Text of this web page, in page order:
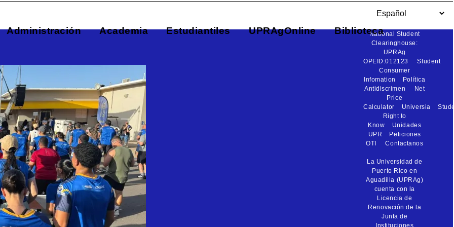
Administración Academia Estudiantiles UPRAgOnline BibliotecaNational Student
Clearinghouse:
UPRAg
OPEID:012123
Student
Consumer
Infomation
Política
Antidiscrimen
Net
Price
Calculator
Universia
Right to
Know
Unidades
UPR
Peticiones
OTI
Contactanos
La Universidad de
Puerto Rico en
Aguadilla (UPRAg)
cuenta con la
Licencia de
Renovación de la
Junta de
Instituciones